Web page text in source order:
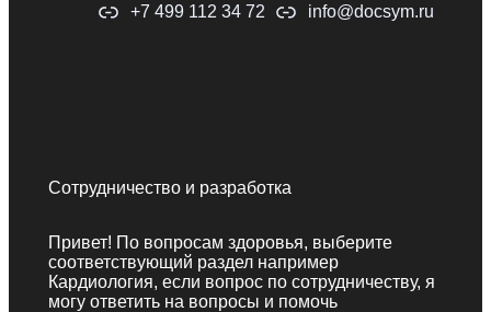
+7 499 112 34 72
info@docsym.ru
Сотрудничество и разработка
Привет! По вопросам здоровья, выберите
соответствующий раздел например
Кардиология, если вопрос по сотрудничеству, я
могу ответить на вопросы и помочь